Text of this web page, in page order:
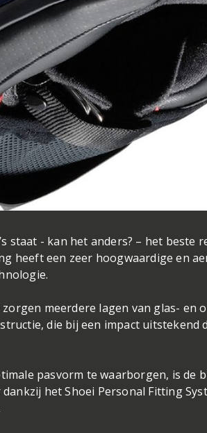
staat - kan het anders? – het beste
heeft een zeer hoogwaardige en
meerdere lagen van glas- en
die bij een impact uitstekend
pasvorm te waarborgen, is de
het Shoei Personal Fitting